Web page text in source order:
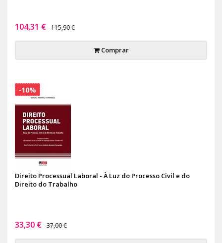
104,31 € 115,90 €
Comprar
Direito Processual Laboral - À Luz do Processo Civil e do
Direito do Trabalho
33,30 € 37,00 €
-10%